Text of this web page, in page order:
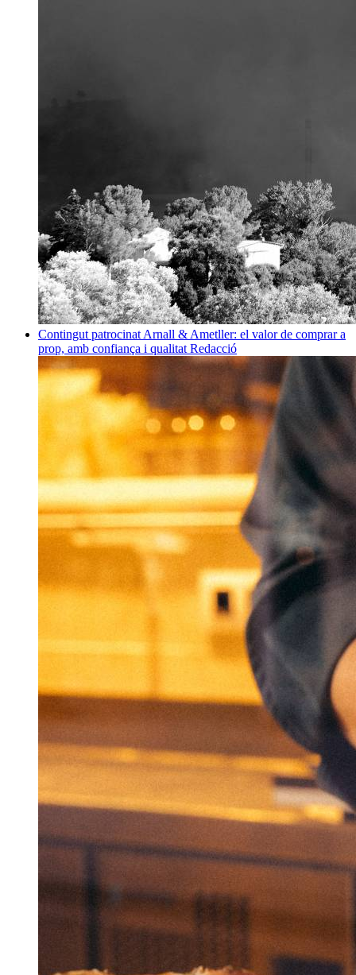
Contingut patrocinat Arnall & Ametller: el valor de comprar a
prop, amb confiança i qualitat Redacció